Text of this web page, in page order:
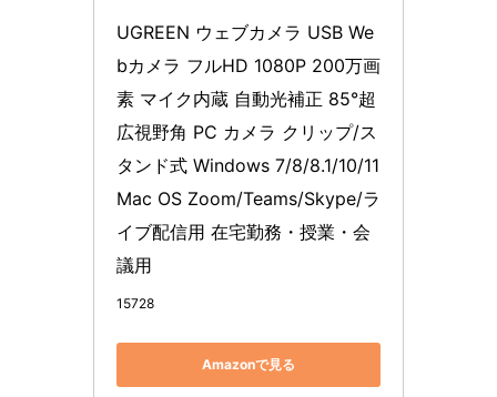
UGREEN ウェブカメラ USB We
bカメラ フルHD 1080P 200万画
素 マイク内蔵 自動光補正 85°超
広視野角 PC カメラ クリップ/ス
タンド式 Windows 7/8/8.1/10/11
Mac OS Zoom/Teams/Skype/ラ
イブ配信用 在宅勤務・授業・会
議用
15728
Amazonで見る